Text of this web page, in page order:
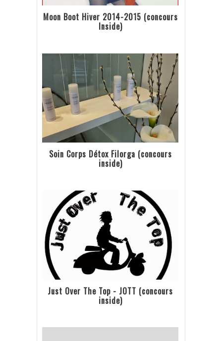
Moon Boot Hiver 2014-2015 (concours
Inside)
Soin Corps Détox Filorga (concours
inside)
Just Over The Top - JOTT (concours
inside)